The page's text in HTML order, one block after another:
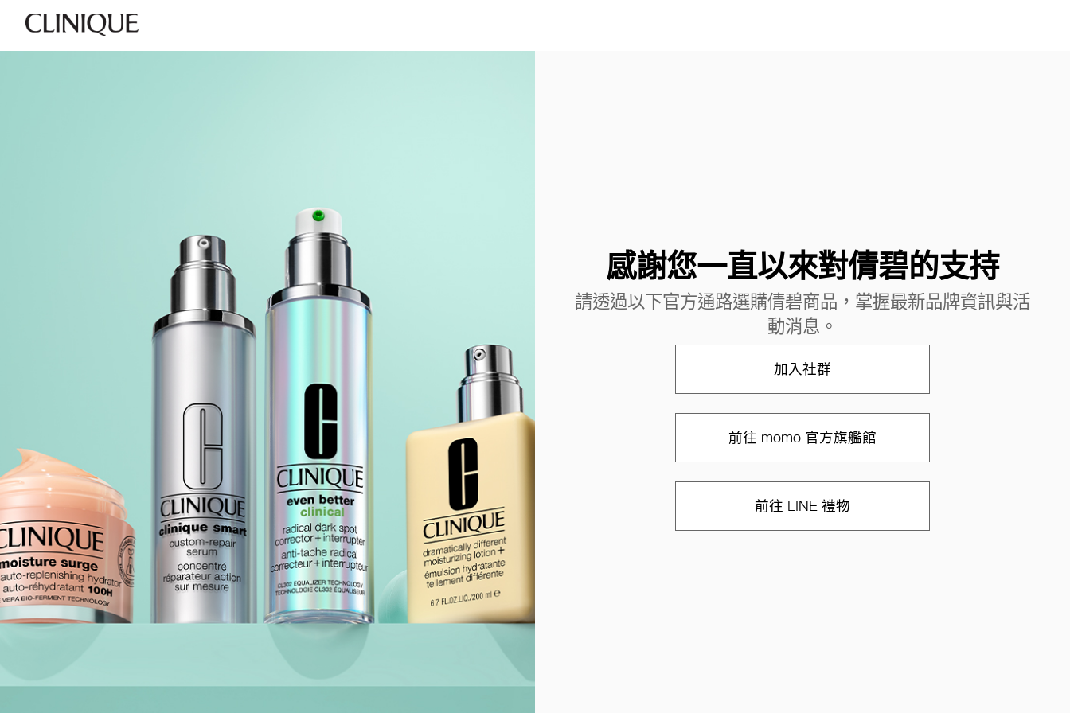
感謝您一直以來對倩碧的支持
請透過以下官方通路選購倩碧商品，掌握最新品牌資訊與活
動消息。
加入社群
前往 momo 官方旗艦館
前往 LINE 禮物